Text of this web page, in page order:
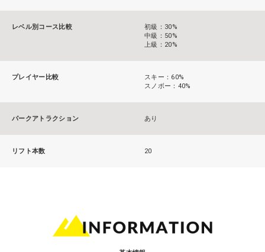
レベル別コース比較
初級：30%
中級：50%
上級：20%
プレイヤー比較
スキー：60%
スノボー：40%
パークアトラクション あり
リフト本数 20